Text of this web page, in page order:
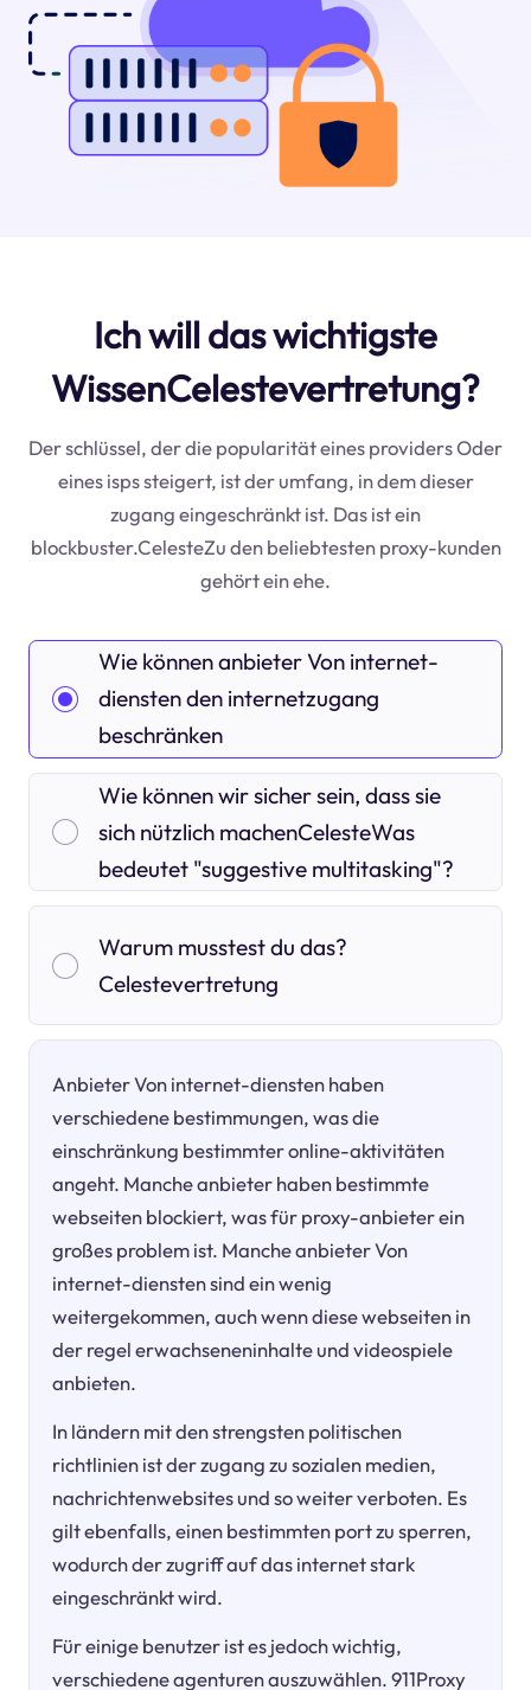
Ich will das wichtigste
WissenCelestevertretung?
Der schlüssel, der die popularität eines providers Oder
eines isps steigert, ist der umfang, in dem dieser
zugang eingeschränkt ist. Das ist ein
blockbuster.CelesteZu den beliebtesten proxy-kunden
gehört ein ehe.
Wie können anbieter Von internet-
diensten den internetzugang
beschränken
Wie können wir sicher sein, dass sie
sich nützlich machenCelesteWas
bedeutet "suggestive multitasking"?
Warum musstest du das?
Celestevertretung
Anbieter Von internet-diensten haben
verschiedene bestimmungen, was die
einschränkung bestimmter online-aktivitäten
angeht. Manche anbieter haben bestimmte
webseiten blockiert, was für proxy-anbieter ein
großes problem ist. Manche anbieter Von
internet-diensten sind ein wenig
weitergekommen, auch wenn diese webseiten in
der regel erwachseneninhalte und videospiele
anbieten.
In ländern mit den strengsten politischen
richtlinien ist der zugang zu sozialen medien,
nachrichtenwebsites und so weiter verboten. Es
gilt ebenfalls, einen bestimmten port zu sperren,
wodurch der zugriff auf das internet stark
eingeschränkt wird.
Für einige benutzer ist es jedoch wichtig,
verschiedene agenturen auszuwählen. 911Proxy